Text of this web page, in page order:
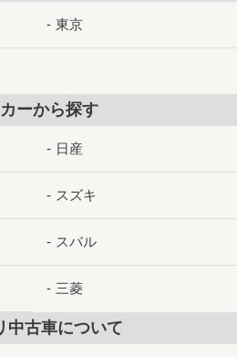
東京
ーから探す
日産
スズキ
スバル
三菱
中古車について